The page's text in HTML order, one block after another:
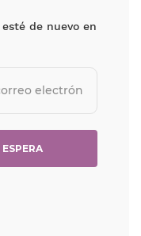
de nuevo en